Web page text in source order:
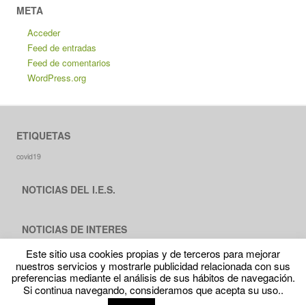
META
Acceder
Feed de entradas
Feed de comentarios
WordPress.org
ETIQUETAS
covid19
NOTICIAS DEL I.E.S.
NOTICIAS DE INTERES
Este sitio usa cookies propias y de terceros para mejorar
nuestros servicios y mostrarle publicidad relacionada con sus
preferencias mediante el análisis de sus hábitos de navegación.
Si continua navegando, consideramos que acepta su uso..